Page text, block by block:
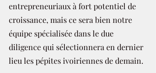
entrepreneuriaux à fort potentiel de
croissance, mais ce sera bien notre
équipe spécialisée dans le due
diligence qui sélectionnera en dernier
lieu les pépites ivoiriennes de demain.